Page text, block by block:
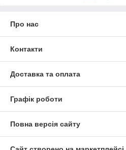
Про нас
Контакти
Доставка та оплата
Графік роботи
Повна версія сайту